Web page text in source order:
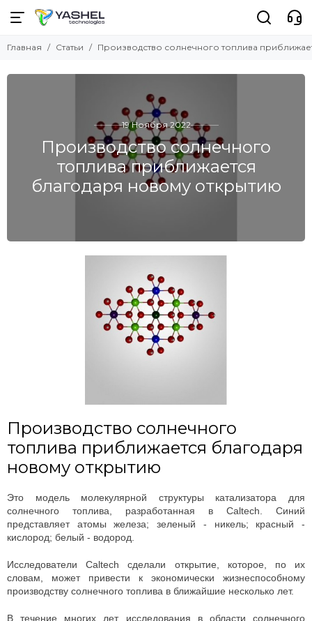
Главная Статьи Производство солнечного топлива
19 Ноября 2022
Производство солнечного
топлива приближается
благодаря новому открытию
Производство солнечного
топлива приближается благодаря
новому открытию
Это модель молекулярной структуры катализатора для
солнечного топлива, разработанная в Caltech. Синий
представляет атомы железа; зеленый - никель; красный -
кислород; белый - водород.
Исследователи Caltech сделали открытие, которое, по их
словам, может привести к экономически жизнеспособному
производству солнечного топлива в ближайшие несколько лет.
В течение многих лет исследования в области солнечного